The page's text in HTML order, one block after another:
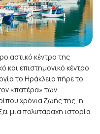
αστικό κέντρο της
και επιστημονικό κέντρο
το Ηράκλειο πήρε το
«πατέρα» των
χρόνια ζωής της, η
μια πολυτάραχη ιστορία